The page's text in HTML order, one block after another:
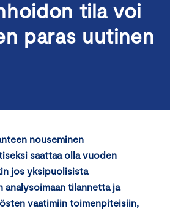
tila voi
paras uutinen
nouseminen
saattaa olla vuoden
jos yksipuolisista
analysoimaan tilannetta ja
vaatimiin toimenpiteisiin,